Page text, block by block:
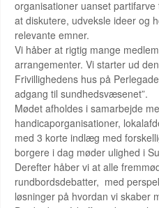
organisationer uanset
at diskutere, udveksle ideer og
relevante emner.
Vi håber at rigtig mange
arrangementer. Vi starter ud
Frivillighedens hus på
adgang til sundhedsvæsenet”.
Mødet afholdes i samarbejde
handicaporganisationer,
med 3 korte indlæg med
borgere i dag møder ulighed i
Derefter håber vi at alle
rundbordsdebatter, med
løsninger på hvordan vi skaber